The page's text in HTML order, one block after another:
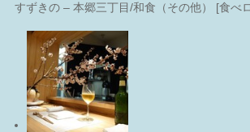
すずきの – 本郷三丁目/和食（その他） [食べ